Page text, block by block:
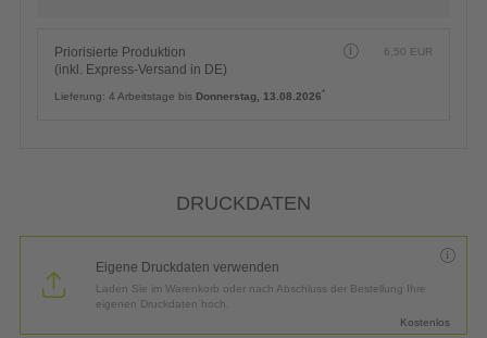
Priorisierte Produktion
(inkl. Express-Versand in DE)
6,50 EUR
Lieferung: 4 Arbeitstage bis Donnerstag, 13.08.2026*
DRUCKDATEN
Eigene Druckdaten verwenden
Laden Sie im Warenkorb oder nach Abschluss der Bestellung Ihre
eigenen Druckdaten hoch.
Kostenlos